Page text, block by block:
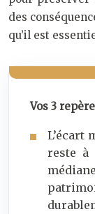
des
qu’il est
Vos 3
L’écart
reste à